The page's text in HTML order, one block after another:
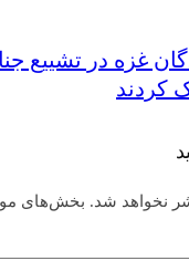
کردند
نخواهد شد. بخش‌های